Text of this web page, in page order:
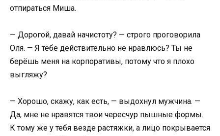
отпираться Миша.
— Дорогой, давай начистоту? — строго проговорила
Оля. — Я тебе действительно не нравлюсь? Ты не
берёшь меня на корпоративы, потому что я плохо
выгляжу?
— Хорошо, скажу, как есть, — выдохнул мужчина. —
Да, мне не нравятся твои чересчур пышные формы.
К тому же у тебя везде растяжки, а лицо покрывается